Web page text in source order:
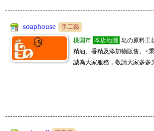
soaphouse
手工藝
桃園市 本店地圖 皂の原料工
精油、香精及添加物販售。<
誠為大家服務，敬請大家多多